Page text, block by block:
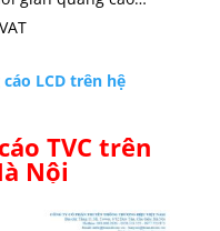
LCD trên hệ
TVC trên
Nội